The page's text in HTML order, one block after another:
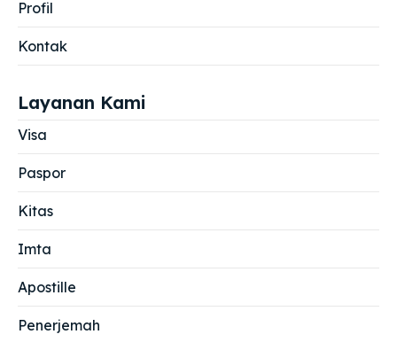
Profil
Kontak
Layanan Kami
Visa
Paspor
Kitas
Imta
Apostille
Penerjemah